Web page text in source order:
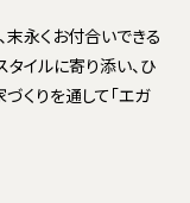
末永くお付合いできる
タイルに寄り添い、ひ
くりを通して「エガ